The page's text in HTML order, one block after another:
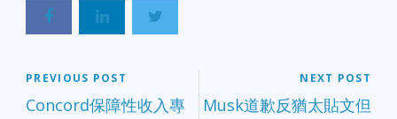
PREVIOUS POST
Concord保障性收入專
NEXT POST
Musk道歉反猶太貼文但